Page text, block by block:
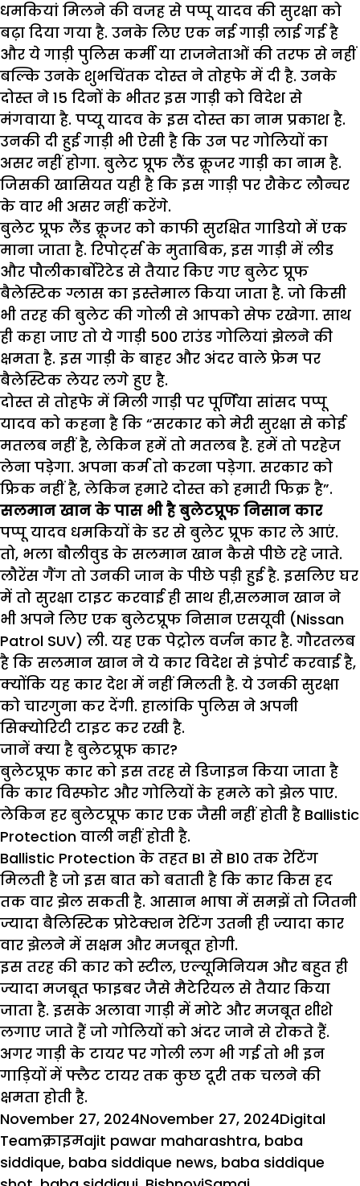
धमकियां मिलने की वजह से पप्पू यादव की सुरक्षा को
बढ़ा दिया गया है. उनके लिए एक नई गाड़ी लाई गई है
और ये गाड़ी पुलिस कर्मी या राजनेताओं की तरफ से नहीं
बल्कि उनके शुभचिंतक दोस्त ने तोहफे में दी है. उनके
दोस्त ने 15 दिनों के भीतर इस गाड़ी को विदेश से
मंगवाया है. पप्यू यादव के इस दोस्त का नाम प्रकाश है.
उनकी दी हुई गाड़ी भी ऐसी है कि उन पर गोलियों का
असर नहीं होगा. बुलेट प्रूफ लैंड क्रूजर गाड़ी का नाम है.
जिसकी खासियत यही है कि इस गाड़ी पर रौकेट लौन्चर
के वार भी असर नहीं करेंगे.
बुलेट प्रूफ लैंड क्रूजर को काफी सुरक्षित गाडियो में एक
माना जाता है. रिपोर्ट्स के मुताबिक, इस गाड़ी में लीड
और पौलीकार्बोरेटेड से तैयार किए गए बुलेट प्रूफ
बैलेस्टिक ग्लास का इस्तेमाल किया जाता है. जो किसी
भी तरह की बुलेट की गोली से आपको सेफ रखेगा. साथ
ही कहा जाए तो ये गाड़ी 500 राउंड गोलियां झेलने की
क्षमता है. इस गाड़ी के बाहर और अंदर वाले फ्रेम पर
बैलेस्टिक लेयर लगे हुए है.
दोस्त से तोहफे में मिली गाड़ी पर पूर्णिया सांसद पप्पू
यादव को कहना है कि “सरकार को मेरी सुरक्षा से कोई
मतलब नहीं है, लेकिन हमें तो मतलब है. हमें तो परहेज
लेना पड़ेगा. अपना कर्म तो करना पड़ेगा. सरकार को
फ्रिक नहीं है, लेकिन हमारे दोस्त को हमारी फिक्र है”.
सलमान खान के पास भी है बुलेटप्रूफ निसान कार
पप्पू यादव धमकियों के डर से बुलेट प्रूफ कार ले आएं.
तो, भला बौलीवुड के सलमान खान कैसे पीछे रहे जाते.
लौरेंस गैंग तो उनकी जान के पीछे पड़ी हुई है. इसलिए घर
में तो सुरक्षा टाइट करवाई ही साथ ही,सलमान खान ने
भी अपने लिए एक बुलेटप्रूफ निसान एसयूवी (Nissan
Patrol SUV) ली. यह एक पेट्रोल वर्जन कार है. गौरतलब
है कि सलमान खान ने ये कार विदेश से इंपोर्ट करवाई है,
क्योंकि यह कार देश में नहीं मिलती है. ये उनकी सुरक्षा
को चारगुना कर देंगी. हालांकि पुलिस ने अपनी
सिक्योरिटी टाइट कर रखी है.
जानें क्या है बुलेटप्रूफ कार?
बुलेटप्रूफ कार को इस तरह से डिजाइन किया जाता है
कि कार विस्फोट और गोलियों के हमले को झेल पाए.
लेकिन हर बुलेटप्रूफ कार एक जैसी नहीं होती है Ballistic
Protection वाली नहीं होती है.
Ballistic Protection के तहत B1 से B10 तक रेटिंग
मिलती है जो इस बात को बताती है कि कार किस हद
तक वार झेल सकती है. आसान भाषा में समझें तो जितनी
ज्यादा बैलिस्टिक प्रोटेक्शन रेटिंग उतनी ही ज्यादा कार
वार झेलने में सक्षम और मजबूत होगी.
इस तरह की कार को स्टील, एल्यूमिनियम और बहुत ही
ज्यादा मजबूत फाइबर जैसे मैटेरियल से तैयार किया
जाता है. इसके अलावा गाड़ी में मोटे और मजबूत शीशे
लगाए जाते हैं जो गोलियों को अंदर जाने से रोकते हैं.
अगर गाड़ी के टायर पर गोली लग भी गई तो भी इन
गाड़ियों में फ्लैट टायर तक कुछ दूरी तक चलने की
क्षमता होती है.
Posted
on
November 27, 2024November 27, 2024Author
Digital
TeamCategories
क्राइमTags
ajit pawar maharashtra, baba
siddique, baba siddique news, baba siddique